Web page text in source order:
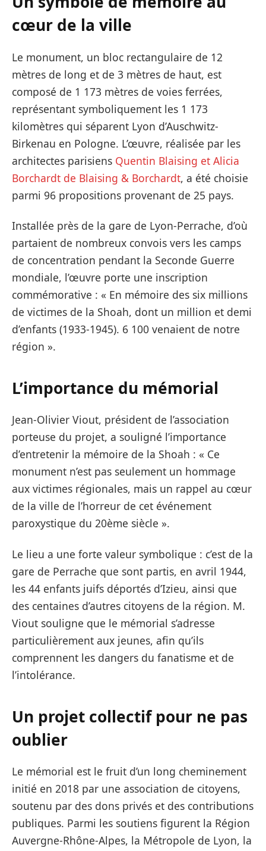
cœur de la ville
Le monument, un bloc rectangulaire de 12
mètres de long et de 3 mètres de haut, est
composé de 1 173 mètres de voies ferrées,
représentant symboliquement les 1 173
kilomètres qui séparent Lyon d’Auschwitz-
Birkenau en Pologne. L’œuvre, réalisée par les
architectes parisiens Quentin Blaising et Alicia
Borchardt de Blaising & Borchardt, a été choisie
parmi 96 propositions provenant de 25 pays.
Installée près de la gare de Lyon-Perrache, d’où
partaient de nombreux convois vers les camps
de concentration pendant la Seconde Guerre
mondiale, l’œuvre porte une inscription
commémorative : « En mémoire des six millions
de victimes de la Shoah, dont un million et demi
d’enfants (1933-1945). 6 100 venaient de notre
région ».
L’importance du mémorial
Jean-Olivier Viout, président de l’association
porteuse du projet, a souligné l’importance
d’entretenir la mémoire de la Shoah : « Ce
monument n’est pas seulement un hommage
aux victimes régionales, mais un rappel au cœur
de la ville de l’horreur de cet événement
paroxystique du 20ème siècle ».
Le lieu a une forte valeur symbolique : c’est de la
gare de Perrache que sont partis, en avril 1944,
les 44 enfants juifs déportés d’Izieu, ainsi que
des centaines d’autres citoyens de la région. M.
Viout souligne que le mémorial s’adresse
particulièrement aux jeunes, afin qu’ils
comprennent les dangers du fanatisme et de
l’intolérance.
Un projet collectif pour ne pas
oublier
Le mémorial est le fruit d’un long cheminement
initié en 2018 par une association de citoyens,
soutenu par des dons privés et des contributions
publiques. Parmi les soutiens figurent la Région
Auvergne-Rhône-Alpes, la Métropole de Lyon, la